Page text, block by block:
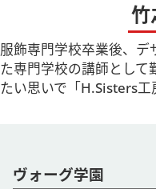
服飾専門学校卒業後、デ
た専門学校の講師として
たい思いで「H.Sisters
ヴォーグ学園